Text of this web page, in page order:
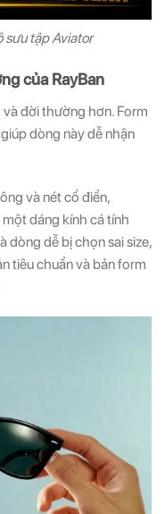
sưu tập Aviator
của RayBan
đời thường hơn. Form
dòng này dễ nhận
và nét cổ điển,
dáng kính cá tính
dòng dễ bị chọn sai size,
tiêu chuẩn và bản form